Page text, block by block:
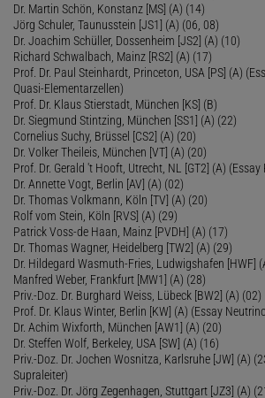
Dr. Martin Schön, Konstanz [MS] (A) (14)
Jörg Schuler, Taunusstein [JS1] (A) (06, 08)
Dr. Joachim Schüller, Dossenheim [JS2] (A) (10)
Richard Schwalbach, Mainz [RS2] (A) (17)
Prof. Dr. Paul Steinhardt, Princeton, USA [PS] (A)
Quasi-Elementarzellen)
Prof. Dr. Klaus Stierstadt, München [KS] (B)
Dr. Siegmund Stintzing, München [SS1] (A) (22)
Cornelius Suchy, Brüssel [CS2] (A) (20)
Dr. Volker Theileis, München [VT] (A) (20)
Prof. Dr. Gerald 't Hooft, Utrecht, NL [GT2] (A)
Dr. Annette Vogt, Berlin [AV] (A) (02)
Dr. Thomas Volkmann, Köln [TV] (A) (20)
Rolf vom Stein, Köln [RVS] (A) (29)
Patrick Voss-de Haan, Mainz [PVDH] (A) (17)
Dr. Thomas Wagner, Heidelberg [TW2] (A) (29)
Dr. Hildegard Wasmuth-Fries, Ludwigshafen [HWF]
Manfred Weber, Frankfurt [MW1] (A) (28)
Priv.-Doz. Dr. Burghard Weiss, Lübeck [BW2] (A) (02)
Prof. Dr. Klaus Winter, Berlin [KW] (A) (Essay
Dr. Achim Wixforth, München [AW1] (A) (20)
Dr. Steffen Wolf, Berkeley, USA [SW] (A) (16)
Priv.-Doz. Dr. Jochen Wosnitza, Karlsruhe [JW] (A)
Supraleiter)
Priv.-Doz. Dr. Jörg Zegenhagen, Stuttgart [JZ3] (A)